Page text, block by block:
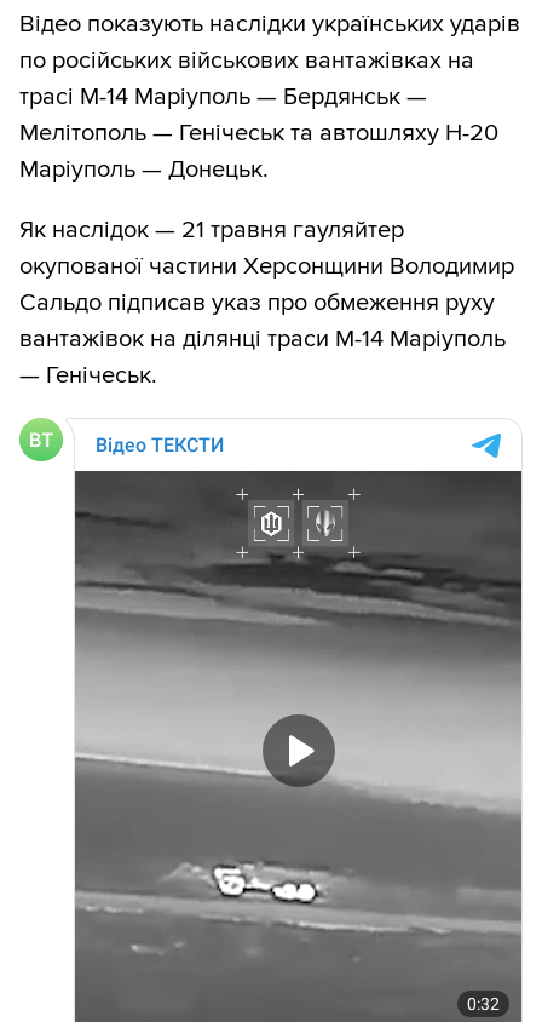
Відео показують наслідки українських ударів
по російських військових вантажівках на
трасі М-14 Маріуполь — Бердянськ —
Мелітополь — Генічеськ та автошляху Н-20
Маріуполь — Донецьк.
Як наслідок — 21 травня гауляйтер
окупованої частини Херсонщини Володимир
Сальдо підписав указ про обмеження руху
вантажівок на ділянці траси М-14 Маріуполь
— Генічеськ.